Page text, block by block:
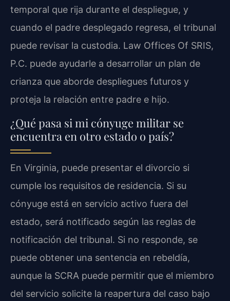
temporal que rija durante el despliegue, y
cuando el padre desplegado regresa, el tribunal
puede revisar la custodia. Law Offices Of SRIS,
P.C. puede ayudarle a desarrollar un plan de
crianza que aborde despliegues futuros y
proteja la relación entre padre e hijo.
¿Qué pasa si mi cónyuge militar se
encuentra en otro estado o país?
En Virginia, puede presentar el divorcio si
cumple los requisitos de residencia. Si su
cónyuge está en servicio activo fuera del
estado, será notificado según las reglas de
notificación del tribunal. Si no responde, se
puede obtener una sentencia en rebeldía,
aunque la SCRA puede permitir que el miembro
del servicio solicite la reapertura del caso bajo